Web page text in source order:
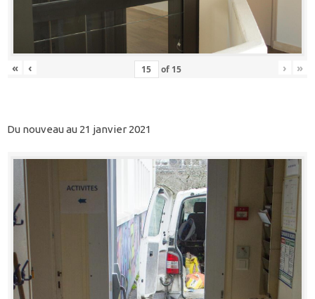
« ‹ of 15 › »
Du nouveau au 21 janvier 2021